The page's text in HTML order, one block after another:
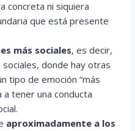
concreta ni siquiera
que está presente
más sociales, es decir,
donde hay otras
tipo de emoción “más
a tener una conducta
aproximadamente a los